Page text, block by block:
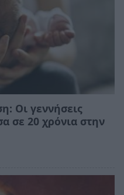
Οι γεννήσεις
σε 20 χρόνια στην